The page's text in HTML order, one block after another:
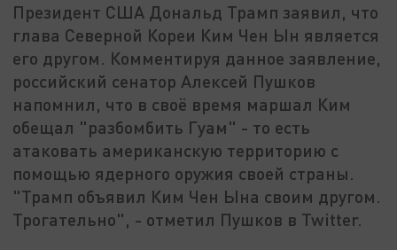
Президент США Дональд Трамп заявил, что
глава Северной Кореи Ким Чен Ын является
его другом. Комментируя данное заявление,
российский сенатор Алексей Пушков
напомнил, что в своё время маршал Ким
обещал "разбомбить Гуам" - то есть
атаковать американскую территорию с
помощью ядерного оружия своей страны.
"Трамп объявил Ким Чен Ына своим другом.
Трогательно", - отметил Пушков в Twitter.